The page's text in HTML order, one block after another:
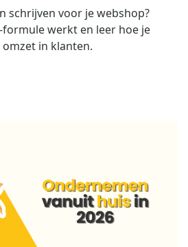
schrijven voor je webshop?
formule werkt en leer hoe je
in klanten.